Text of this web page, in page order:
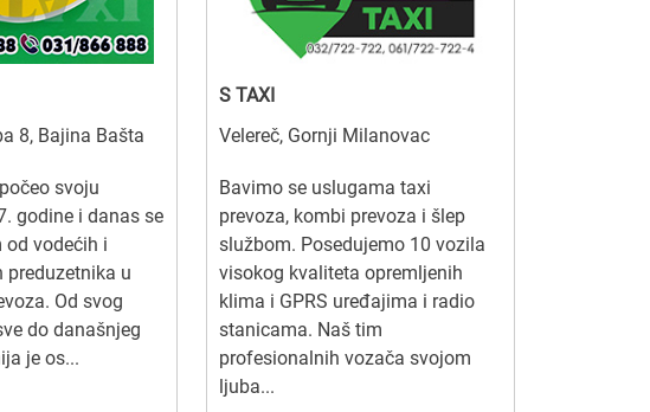
8, Bajina Bašta
svoju
godine i danas se
vodećih i
u
Od svog
do današnjeg
je os...
S TAXI
Velereč, Gornji Milanovac
Bavimo se uslugama taxi
prevoza, kombi prevoza i šlep
službom. Posedujemo 10 vozila
visokog kvaliteta opremljenih
klima i GPRS uređajima i radio
stanicama. Naš tim
profesionalnih vozača svojom
ljuba...